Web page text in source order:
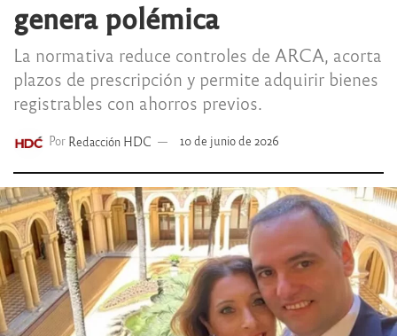
genera polémica
La normativa reduce controles de ARCA, acorta
plazos de prescripción y permite adquirir bienes
registrables con ahorros previos.
Por Redacción HDC 10 de junio de 2026